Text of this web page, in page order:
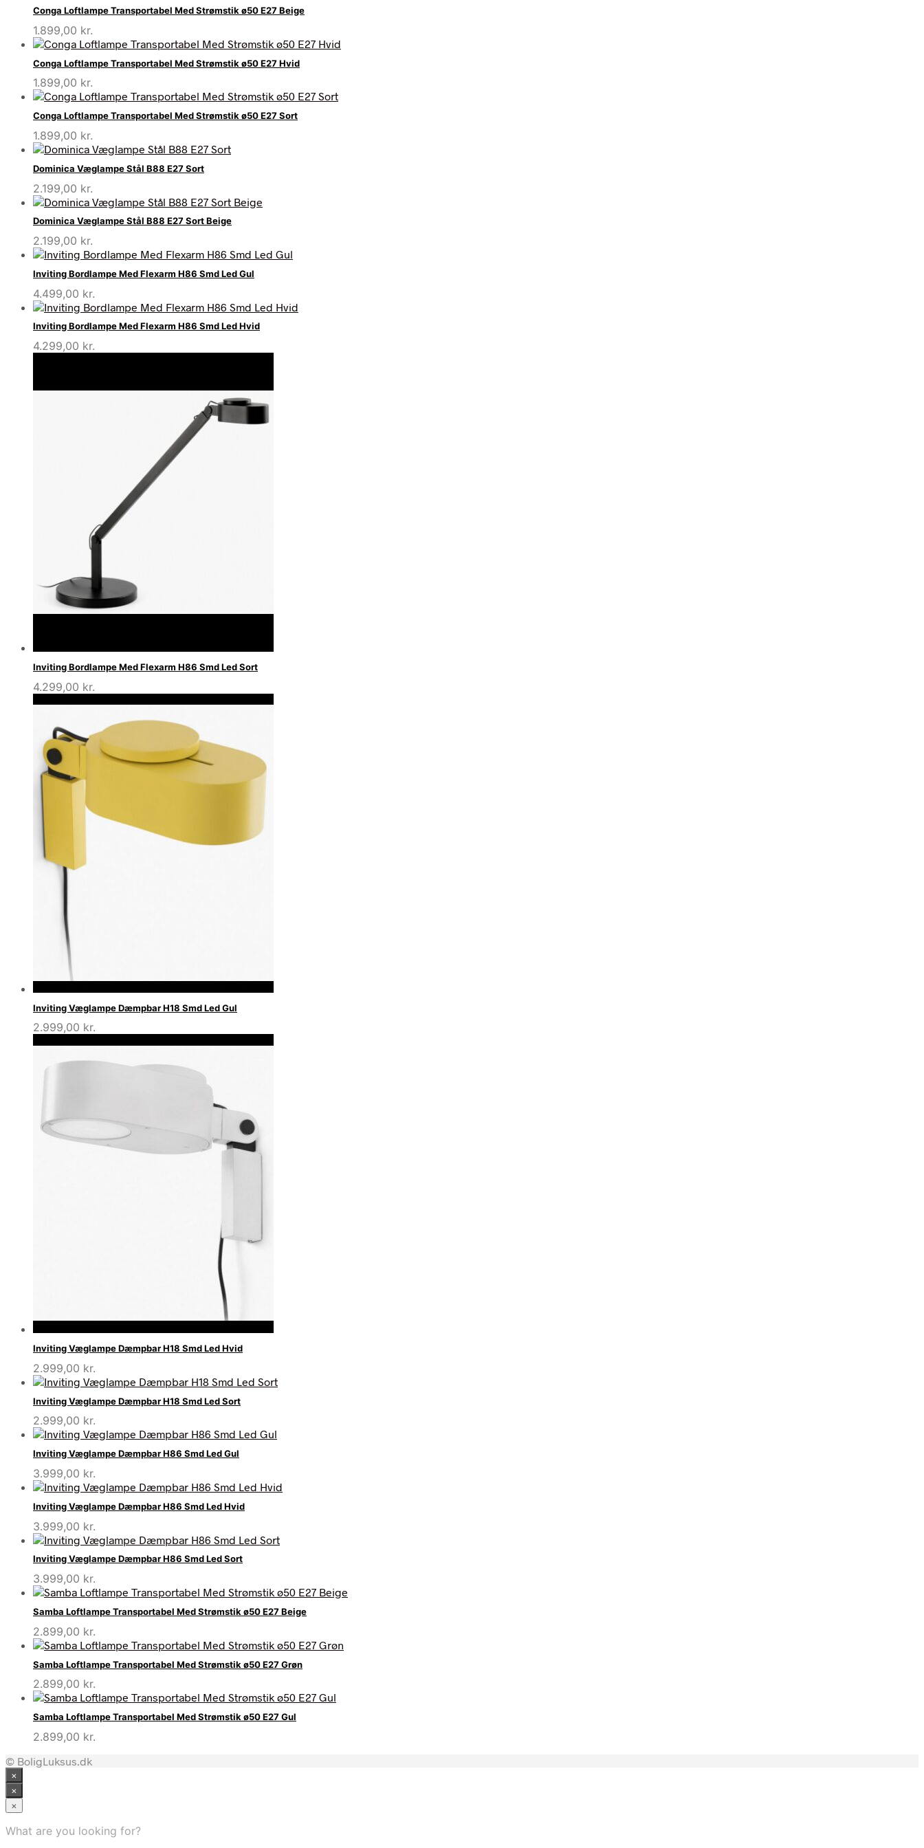
Conga Loftlampe Transportabel Med Strømstik ø50 E27 Beige
1.899,00 kr.
Conga Loftlampe Transportabel Med Strømstik ø50 E27 Hvid
1.899,00 kr.
Conga Loftlampe Transportabel Med Strømstik ø50 E27 Sort
1.899,00 kr.
Dominica Væglampe Stål B88 E27 Sort
2.199,00 kr.
Dominica Væglampe Stål B88 E27 Sort Beige
2.199,00 kr.
Inviting Bordlampe Med Flexarm H86 Smd Led Gul
4.499,00 kr.
Inviting Bordlampe Med Flexarm H86 Smd Led Hvid
4.299,00 kr.
Inviting Bordlampe Med Flexarm H86 Smd Led Sort
4.299,00 kr.
Inviting Væglampe Dæmpbar H18 Smd Led Gul
2.999,00 kr.
Inviting Væglampe Dæmpbar H18 Smd Led Hvid
2.999,00 kr.
Inviting Væglampe Dæmpbar H18 Smd Led Sort
2.999,00 kr.
Inviting Væglampe Dæmpbar H86 Smd Led Gul
3.999,00 kr.
Inviting Væglampe Dæmpbar H86 Smd Led Hvid
3.999,00 kr.
Inviting Væglampe Dæmpbar H86 Smd Led Sort
3.999,00 kr.
Samba Loftlampe Transportabel Med Strømstik ø50 E27 Beige
2.899,00 kr.
Samba Loftlampe Transportabel Med Strømstik ø50 E27 Grøn
2.899,00 kr.
Samba Loftlampe Transportabel Med Strømstik ø50 E27 Gul
2.899,00 kr.
© BoligLuksus.dk
×
×
×
What are you looking for?